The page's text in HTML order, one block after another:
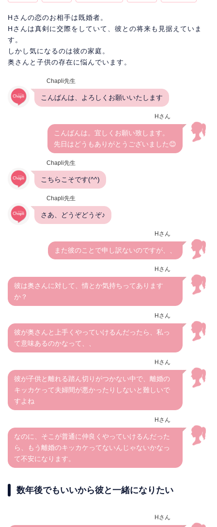
Hさんの恋のお相手は既婚者。
Hさんは真剣に交際をしていて、彼との将来も見据えていま
す。
しかし気になるのは彼の家庭。
奥さんと子供の存在に悩んでいます。
Chapli先生
こんばんは、よろしくお願いいたします
Hさん
こんばんは。宜しくお願い致します。
先日はどうもありがとうございました😊
Chapli先生
こちらこそです(^^)
Chapli先生
さあ、どうぞどうぞ♪
Hさん
また彼のことで申し訳ないのですが、、
Hさん
彼は奥さんに対して、情とか気持ちってあります
か？
Hさん
彼が奥さんと上手くやっていけるんだったら、私っ
て意味あるのかなって、、
Hさん
彼が子供と離れる踏ん切りがつかない中で、離婚の
キッカケって夫婦間が悪かったりしないと難しいで
すよね
Hさん
なのに、そこが普通に仲良くやっていけるんだった
ら、もう離婚のキッカケってないんじゃないかなっ
て不安になります。
数年後でもいいから彼と一緒になりたい
Hさん